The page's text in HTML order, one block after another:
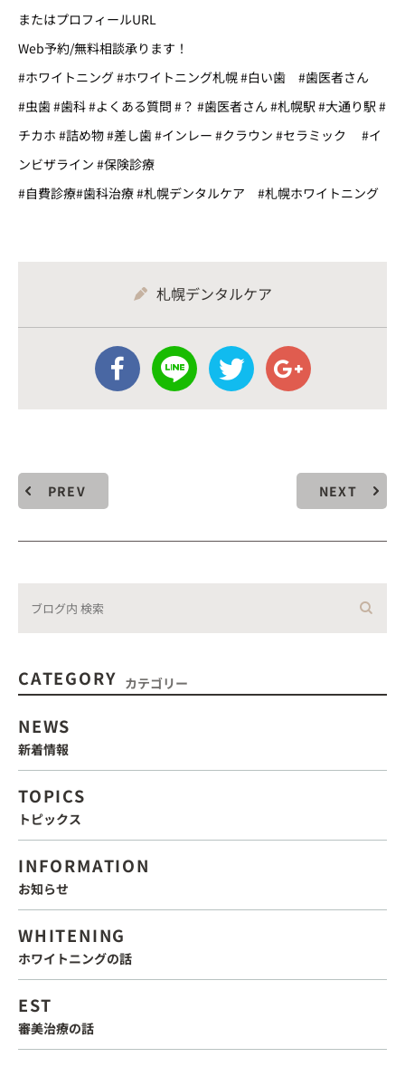
またはプロフィールURL
Web予約/無料相談承ります！
#ホワイトニング #ホワイトニング札幌 #白い歯 #歯医者さん
#虫歯 #歯科 #よくある質問 #？ #歯医者さん #札幌駅 #大通り駅 #
チカホ #詰め物 #差し歯 #インレー #クラウン #セラミック #イ
ンビザライン #保険診療
#自費診療#歯科治療 #札幌デンタルケア #札幌ホワイトニング
札幌デンタルケア
PREV NEXT
CATEGORY カテゴリー
NEWS
新着情報
TOPICS
トピックス
INFORMATION
お知らせ
WHITENING
ホワイトニングの話
EST
審美治療の話